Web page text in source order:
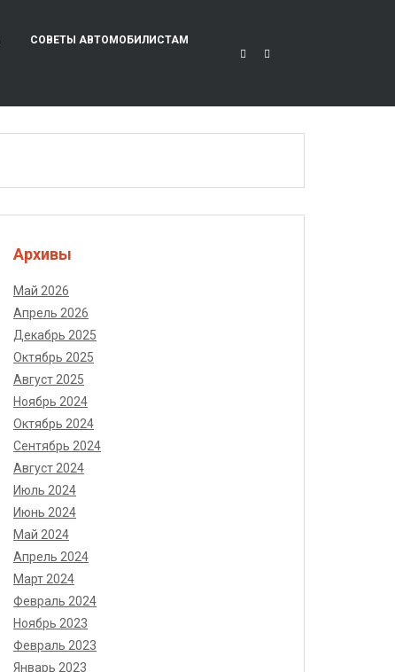
СОВЕТЫ АВТОМОБИЛИСТАМ
Архивы
Май 2026
Апрель 2026
Декабрь 2025
Октябрь 2025
Август 2025
Ноябрь 2024
Октябрь 2024
Сентябрь 2024
Август 2024
Июль 2024
Июнь 2024
Май 2024
Апрель 2024
Март 2024
Февраль 2024
Ноябрь 2023
Февраль 2023
Январь 2023